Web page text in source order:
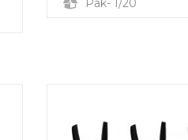
Pak- 1/20